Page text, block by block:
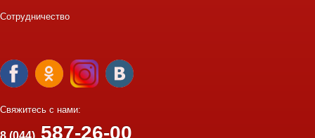
Сотрудничество
Свяжитесь с нами:
8 (044) 587-26-00